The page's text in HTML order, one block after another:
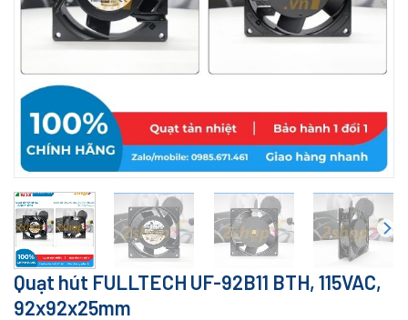
Quạt hút FULLTECH UF-92B11 BTH, 115VAC,
92x92x25mm